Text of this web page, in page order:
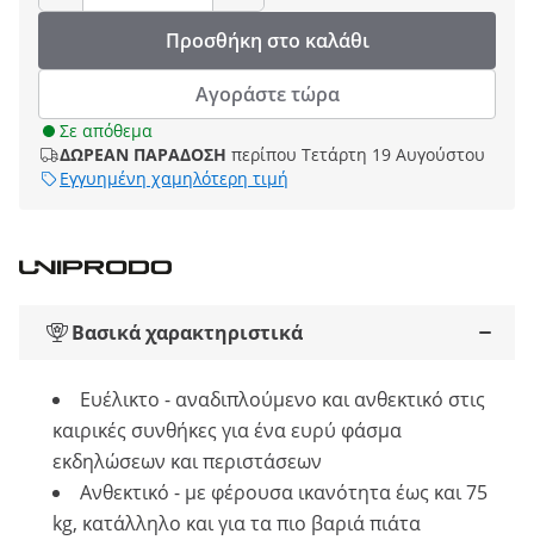
Προσθήκη στο καλάθι
Αγοράστε τώρα
Σε απόθεμα
ΔΩΡΕΑΝ ΠΑΡΑΔΟΣΗ περίπου Τετάρτη 19 Αυγούστου
Εγγυημένη χαμηλότερη τιμή
Βασικά χαρακτηριστικά
Ευέλικτο - αναδιπλούμενο και ανθεκτικό στις
καιρικές συνθήκες για ένα ευρύ φάσμα
εκδηλώσεων και περιστάσεων
Ανθεκτικό - με φέρουσα ικανότητα έως και 75
kg, κατάλληλο και για τα πιο βαριά πιάτα